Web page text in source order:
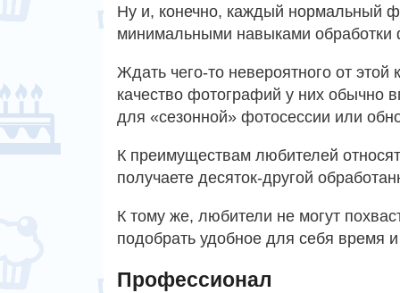
Ну и, конечно, каждый нормальный
минимальными навыками обработки
Ждать чего-то невероятного от этой
качество фотографий у них обычно
для «сезонной» фотосессии или
К преимуществам любителей
получаете десяток-другой
К тому же, любители не могут
подобрать удобное для себя время
Профессионал